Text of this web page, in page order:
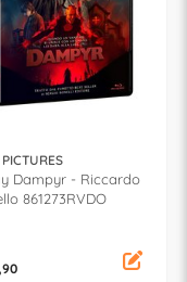
Dampyr - Riccardo
861273RVDO
90